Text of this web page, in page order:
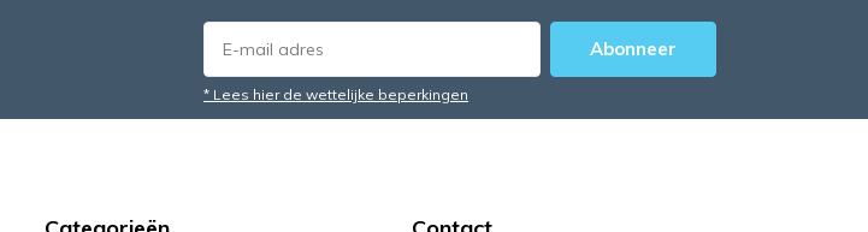
Abonneer
* Lees hier de wettelijke beperkingen